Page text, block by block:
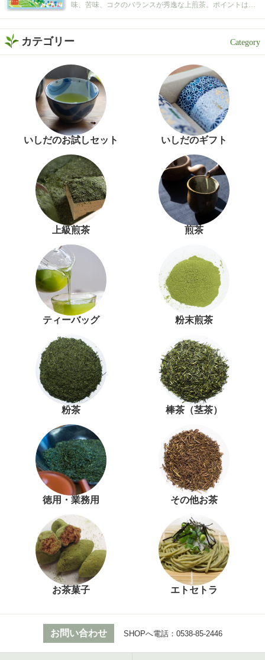
味、苦味、コクのバランスが秀逸な上煎茶。ポイントは空
カテゴリー
いしだのお試しセット いしだのギフト
上級煎茶 煎茶
ティーバッグ 粉末煎茶
粉茶 棒茶（茎茶）
徳用・業務用 その他お茶
お茶菓子 エトセトラ
お問い合わせ SHOPへ電話： 0538-85-2446